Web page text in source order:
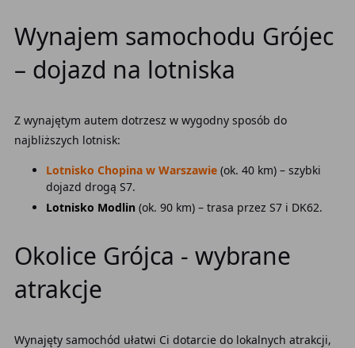
Wynajem samochodu Grójec
– dojazd na lotniska
Z wynajętym autem dotrzesz w wygodny sposób do
najbliższych lotnisk:
Lotnisko Chopina w Warszawie(ok. 40 km) – szybki
dojazd drogą S7.
Lotnisko Modlin (ok. 90 km) – trasa przez S7 i DK62.
Okolice Grójca - wybrane
atrakcje
Wynajęty samochód ułatwi Ci dotarcie do lokalnych atrakcji,